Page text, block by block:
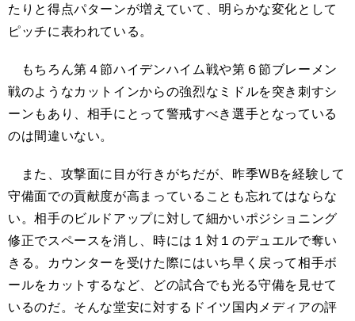
たりと得点パターンが増えていて、明らかな変化として
ピッチに表われている。
もちろん第４節ハイデンハイム戦や第６節ブレーメン
戦のようなカットインからの強烈なミドルを突き刺すシ
ーンもあり、相手にとって警戒すべき選手となっている
のは間違いない。
また、攻撃面に目が行きがちだが、昨季WBを経験して
守備面での貢献度が高まっていることも忘れてはならな
い。相手のビルドアップに対して細かいポジショニング
修正でスペースを消し、時には１対１のデュエルで奪い
きる。カウンターを受けた際にはいち早く戻って相手ボ
ールをカットするなど、どの試合でも光る守備を見せて
いるのだ。そんな堂安に対するドイツ国内メディアの評